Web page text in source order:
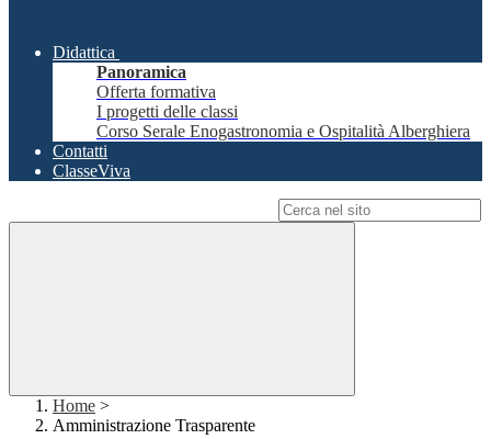
Didattica
Panoramica
Offerta formativa
I progetti delle classi
Corso Serale Enogastronomia e Ospitalità Alberghiera
Contatti
ClasseViva
Home >
Amministrazione Trasparente